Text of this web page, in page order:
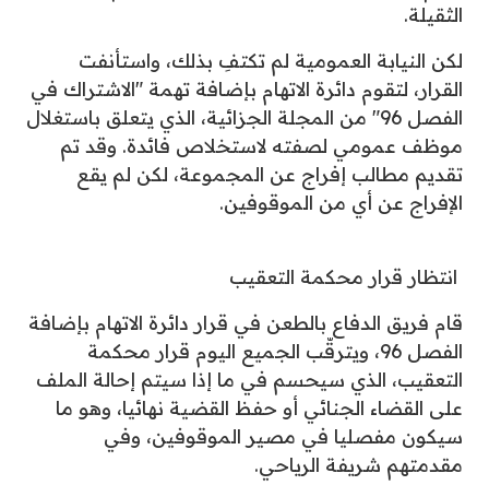
الثقيلة.
لكن النيابة العمومية لم تكتفِ بذلك، واستأنفت
القرار، لتقوم دائرة الاتهام بإضافة تهمة "الاشتراك في
الفصل 96" من المجلة الجزائية، الذي يتعلق باستغلال
موظف عمومي لصفته لاستخلاص فائدة. وقد تم
تقديم مطالب إفراج عن المجموعة، لكن لم يقع
الإفراج عن أي من الموقوفين.
انتظار قرار محكمة التعقيب
قام فريق الدفاع بالطعن في قرار دائرة الاتهام بإضافة
الفصل 96، ويترقّب الجميع اليوم قرار محكمة
التعقيب، الذي سيحسم في ما إذا سيتم إحالة الملف
على القضاء الجنائي أو حفظ القضية نهائيا، وهو ما
سيكون مفصليا في مصير الموقوفين، وفي
مقدمتهم شريفة الرياحي.